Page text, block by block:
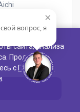
сайта, анализа
Продолжая
с Политикой
×
вопрос, я